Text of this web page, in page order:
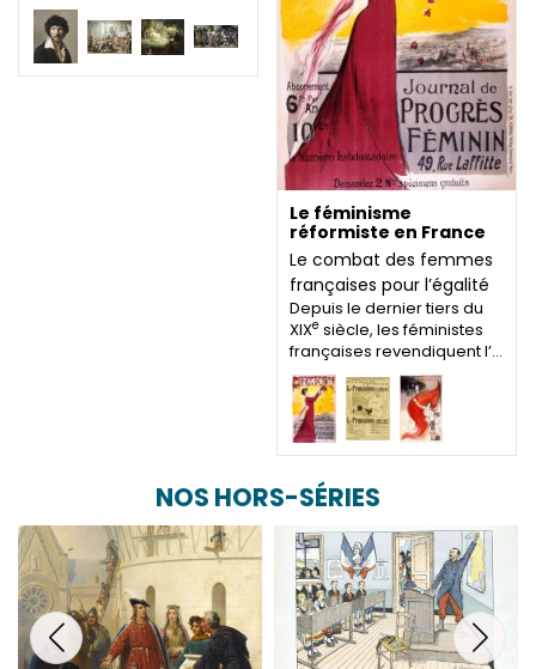
Le féminisme
réformiste en France
Le combat des femmes
françaises pour l’égalité
Depuis le dernier tiers du
XIXe siècle, les féministes
françaises revendiquent l’…
NOS HORS-SÉRIES